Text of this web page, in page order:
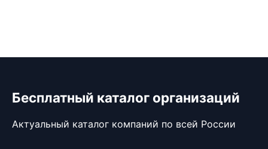
Бесплатный каталог организаций
Актуальный каталог компаний по всей России